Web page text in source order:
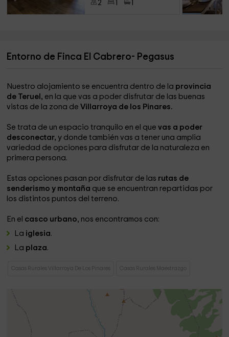
2
Entorno de Finca El Cabrero- Pegasus
Nuestro alojamiento se encuentra dentro de la provincia
de Teruel, en la que vas a poder disfrutar de las buenas
vistas de la zona de Villarroya de los Pinares.
Se trata de un espacio tranquilo en el quevas a poder
desconectar, y donde también vas a tener una amplia
variedad de opciones para disfrutar de la naturaleza en
primera persona.
Estas opciones pasan por disfrutar de las rutas de
senderismo y montaña que se encuentran repartidas por
los distintos puntos del terreno.
En el casco urbano, nos encontramos con:
La iglesia.
La plaza.
Casas Rurales Villarroya De Los Pinares Casas Rurales Maestrazgo